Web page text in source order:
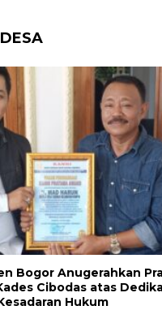
Bogor Anugerahkan
Cibodas atas
Hukum